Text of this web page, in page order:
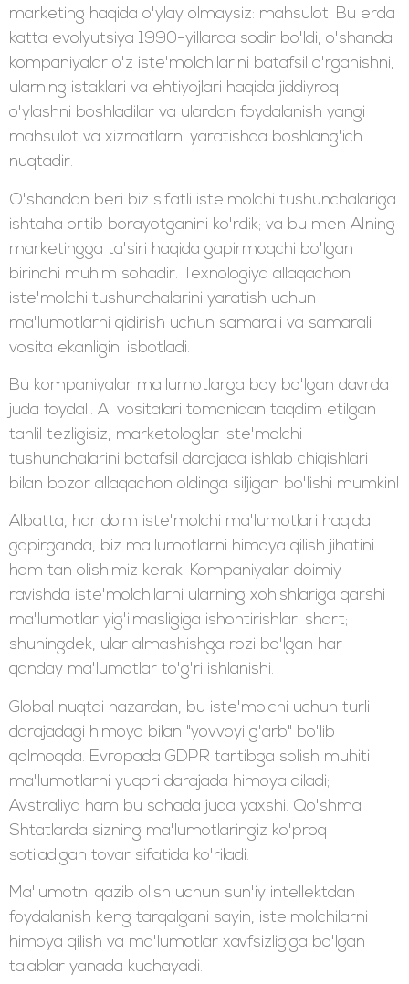
marketing haqida o'ylay olmaysiz: mahsulot. Bu erda
katta evolyutsiya 1990-yillarda sodir bo'ldi, o'shanda
kompaniyalar o'z iste'molchilarini batafsil o'rganishni,
ularning istaklari va ehtiyojlari haqida jiddiyroq
o'ylashni boshladilar va ulardan foydalanish yangi
mahsulot va xizmatlarni yaratishda boshlang'ich
nuqtadir.
O'shandan beri biz sifatli iste'molchi tushunchalariga
ishtaha ortib borayotganini ko'rdik; va bu men AIning
marketingga ta'siri haqida gapirmoqchi bo'lgan
birinchi muhim sohadir. Texnologiya allaqachon
iste'molchi tushunchalarini yaratish uchun
ma'lumotlarni qidirish uchun samarali va samarali
vosita ekanligini isbotladi.
Bu kompaniyalar ma'lumotlarga boy bo'lgan davrda
juda foydali. AI vositalari tomonidan taqdim etilgan
tahlil tezligisiz, marketologlar iste'molchi
tushunchalarini batafsil darajada ishlab chiqishlari
bilan bozor allaqachon oldinga siljigan bo'lishi mumkin!
Albatta, har doim iste'molchi ma'lumotlari haqida
gapirganda, biz ma'lumotlarni himoya qilish jihatini
ham tan olishimiz kerak. Kompaniyalar doimiy
ravishda iste'molchilarni ularning xohishlariga qarshi
ma'lumotlar yig'ilmasligiga ishontirishlari shart;
shuningdek, ular almashishga rozi bo'lgan har
qanday ma'lumotlar to'g'ri ishlanishi.
Global nuqtai nazardan, bu iste'molchi uchun turli
darajadagi himoya bilan "yovvoyi g'arb" bo'lib
qolmoqda. Evropada GDPR tartibga solish muhiti
ma'lumotlarni yuqori darajada himoya qiladi;
Avstraliya ham bu sohada juda yaxshi. Qo'shma
Shtatlarda sizning ma'lumotlaringiz ko'proq
sotiladigan tovar sifatida ko'riladi.
Ma'lumotni qazib olish uchun sun'iy intellektdan
foydalanish keng tarqalgani sayin, iste'molchilarni
himoya qilish va ma'lumotlar xavfsizligiga bo'lgan
talablar yanada kuchayadi.